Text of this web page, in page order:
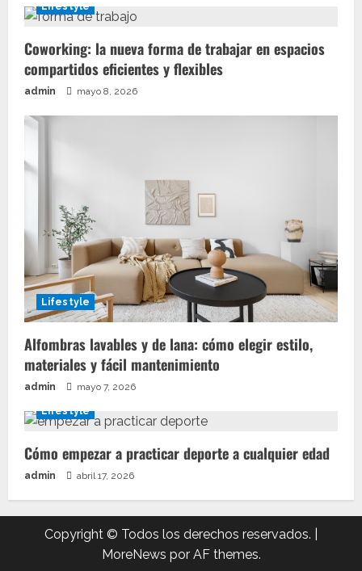
Lifestyle
Coworking: la nueva forma de trabajar en espacios
compartidos eficientes y flexibles
admin mayo 8, 2026
Lifestyle
Alfombras lavables y de lana: cómo elegir estilo,
materiales y fácil mantenimiento
admin mayo 7, 2026
Lifestyle
Cómo empezar a practicar deporte a cualquier edad
admin abril 17, 2026
Copyright © Todos los derechos reservados.
MoreNews por AF themes.